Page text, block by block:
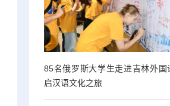
85名俄罗斯大学生走进吉林外国
启汉语文化之旅